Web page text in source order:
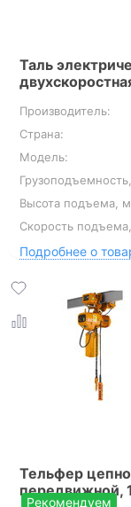
Таль
Производитель:
Страна:
Модель:
Высота подъема,
Скорость
Подробнее о
Тельфер
передвижной,
Рекомендуем